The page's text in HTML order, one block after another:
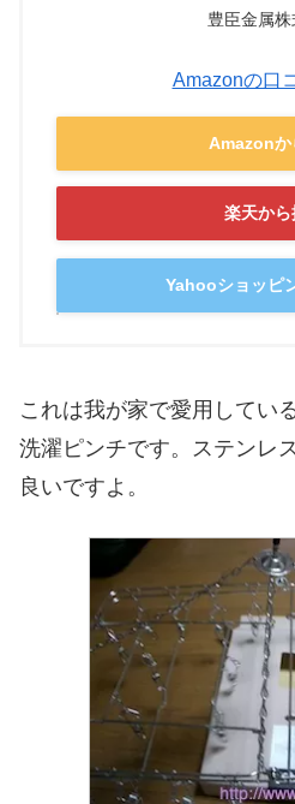
豊臣金属株
Amazonの口
Amazonか
楽天から
Yahooショッピ
これは我が家で愛用してい
洗濯ピンチです。ステンレ
良いですよ。